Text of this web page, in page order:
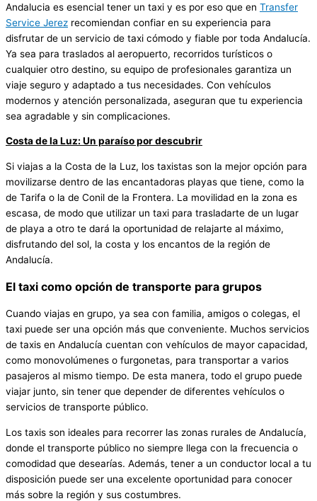
Andalucia es esencial tener un taxi y es por eso que en Transfer
Service Jerez recomiendan confiar en su experiencia para
disfrutar de un servicio de taxi cómodo y fiable por toda Andalucía.
Ya sea para traslados al aeropuerto, recorridos turísticos o
cualquier otro destino, su equipo de profesionales garantiza un
viaje seguro y adaptado a tus necesidades. Con vehículos
modernos y atención personalizada, aseguran que tu experiencia
sea agradable y sin complicaciones.
Costa de la Luz: Un paraíso por descubrir
Si viajas a la Costa de la Luz, los taxistas son la mejor opción para
movilizarse dentro de las encantadoras playas que tiene, como la
de Tarifa o la de Conil de la Frontera. La movilidad en la zona es
escasa, de modo que utilizar un taxi para trasladarte de un lugar
de playa a otro te dará la oportunidad de relajarte al máximo,
disfrutando del sol, la costa y los encantos de la región de
Andalucía.
El taxi como opción de transporte para grupos
Cuando viajas en grupo, ya sea con familia, amigos o colegas, el
taxi puede ser una opción más que conveniente. Muchos servicios
de taxis en Andalucía cuentan con vehículos de mayor capacidad,
como monovolúmenes o furgonetas, para transportar a varios
pasajeros al mismo tiempo. De esta manera, todo el grupo puede
viajar junto, sin tener que depender de diferentes vehículos o
servicios de transporte público.
Los taxis son ideales para recorrer las zonas rurales de Andalucía,
donde el transporte público no siempre llega con la frecuencia o
comodidad que desearías. Además, tener a un conductor local a tu
disposición puede ser una excelente oportunidad para conocer
más sobre la región y sus costumbres.